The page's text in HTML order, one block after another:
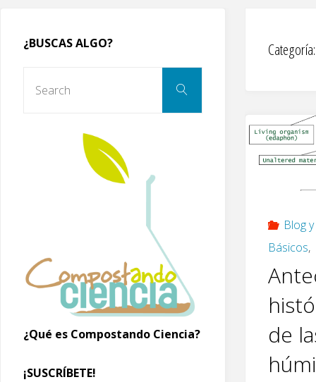
Categoría:
Blog
Básicos,
de
¿BUSCAS ALGO?
Search
¿Qué es Compostando Ciencia?
¡SUSCRÍBETE!